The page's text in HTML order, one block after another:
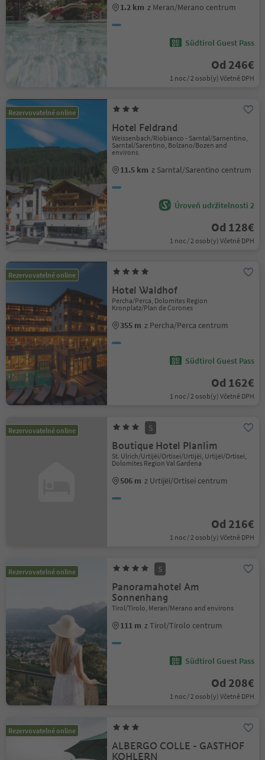
1.2 km z Meran/Merano centrum
Südtirol Guest Pass
Od 246€
1 noc / 2 osob(y) Včetně DPH
Rezervovatelné online
Hotel Feldrand
Weissenbach/Riobianco - Sarntal/Sarnentino,
Sarntal/Sarentino, Bolzano/Bozen and
environs
11.5 km z Sarntal/Sarentino centrum
Úroveň udržitelnosti 2
Od 128€
1 noc / 2 osob(y) Včetně DPH
Rezervovatelné online
Hotel Waldhof
Percha/Perca, Dolomites Region
Kronplatz/Plan de Corones
355 m z Percha/Perca centrum
Südtirol Guest Pass
Od 162€
1 noc / 2 osob(y) Včetně DPH
Rezervovatelné online S
Boutique Hotel Planlim
St. Ulrich/Urtijëi/Ortisei/Urtijëi, Urtijëi/Ortisei,
Dolomites Region Val Gardena
506 m z Urtijëi/Ortisei centrum
Od 216€
1 noc / 2 osob(y) Včetně DPH
Rezervovatelné online S
Panoramahotel Am
Sonnenhang
Tirol/Tirolo, Meran/Merano and environs
111 m z Tirol/Tirolo centrum
Südtirol Guest Pass
Od 208€
1 noc / 2 osob(y) Včetně DPH
Rezervovatelné online
ALBERGO COLLE - GASTHOF
KOHLERN